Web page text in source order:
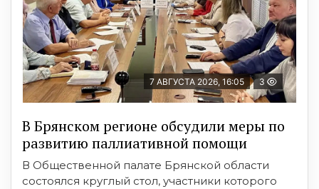
7 АВГУСТА 2026, 16:05 3
В Брянском регионе обсудили меры по
развитию паллиативной помощи
В Общественной палате Брянской области
состоялся круглый стол, участники которого